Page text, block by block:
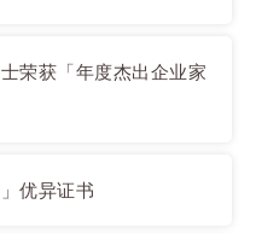
荣获「年度杰出企业家
优异证书